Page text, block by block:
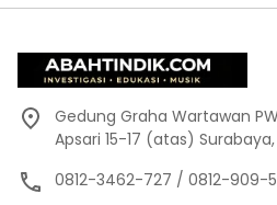
Gedung Graha Wartawan
Apsari 15-17 (atas)
0812-3462-727 / 0812-909-